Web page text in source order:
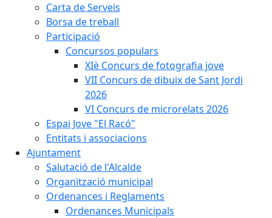
Carta de Serveis
Borsa de treball
Participació
Concursos populars
XIè Concurs de fotografia jove
VII Concurs de dibuix de Sant Jordi
2026
VI Concurs de microrelats 2026
Espai Jove "El Racó"
Entitats i associacions
Ajuntament
Salutació de l'Alcalde
Organització municipal
Ordenances i Reglaments
Ordenances Municipals